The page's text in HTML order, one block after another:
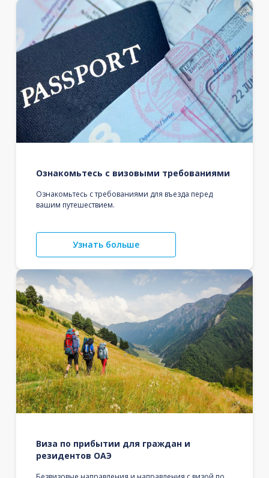
Ознакомьтесь с визовыми требованиями
Ознакомьтесь с требованиями для въезда перед
вашим путешествием.
Узнать больше
Виза по прибытии для граждан и
резидентов ОАЭ